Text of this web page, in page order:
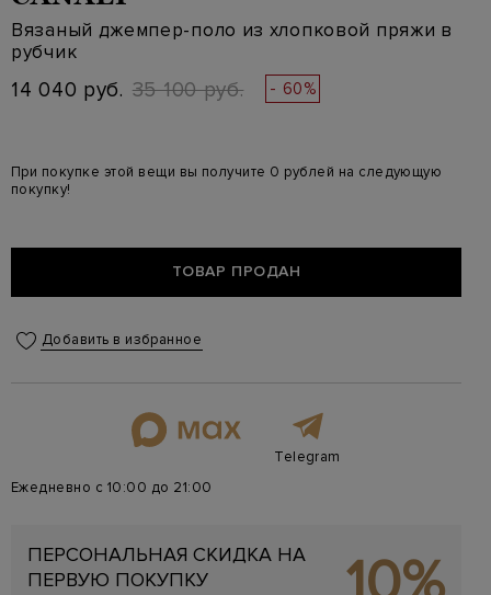
Вязаный джемпер-поло из хлопковой пряжи в
рубчик
14 040 руб. 35 100 руб. - 60%
При покупке этой вещи вы получите 0 рублей на следующую
покупку!
ТОВАР ПРОДАН
Добавить в избранное
Telegram
Ежедневно с 10:00 до 21:00
ПЕРСОНАЛЬНАЯ СКИДКА НА
ПЕРВУЮ ПОКУПКУ